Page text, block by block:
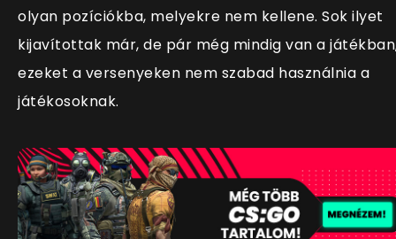
olyan pozíciókba, melyekre nem kellene. Sok ilyet
kijavítottak már, de pár még mindig van a
ezeket a versenyeken nem szabad használnia a
játékosoknak.